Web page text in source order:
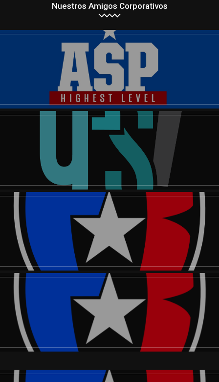
Nuestros Amigos Corporativos